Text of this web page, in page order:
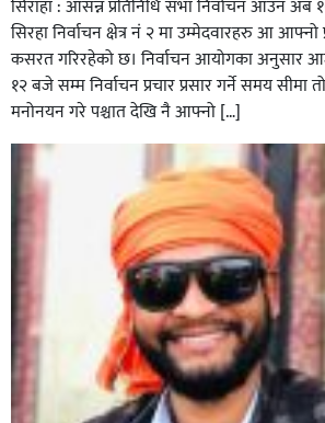
सिराहा : आसन्न प्रतिनिधि सभा निर्वाचन आउन अब
सिरहा निर्वाचन क्षेत्र नं २ मा उम्मेदवारहरु आ आफ्नो
कसरत गरिरहेको छ। निर्वाचन आयोगका अनुसार
१२ बजे सम्म निर्वाचन प्रचार प्रसार गर्ने समय
मनोनयन गरे पश्चात देखि नै आफ्नो […]